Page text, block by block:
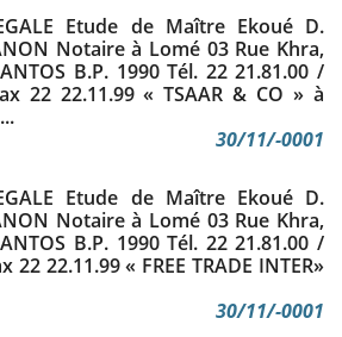
Etude de Maître Ekoué D.
Notaire à Lomé 03 Rue Khra,
B.P. 1990 Tél. 22 21.81.00 /
22 22.11.99 « TSAAR & CO » à
30/11/-0001
Etude de Maître Ekoué D.
Notaire à Lomé 03 Rue Khra,
B.P. 1990 Tél. 22 21.81.00 /
22 22.11.99 « FREE TRADE INTER»
30/11/-0001